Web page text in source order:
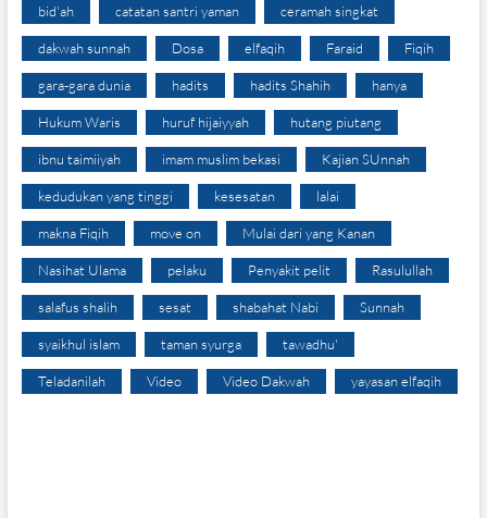
bid'ah catatan santri yaman ceramah singkat
dakwah sunnah Dosa elfaqih Faraid Fiqih
gara-gara dunia hadits hadits Shahih hanya
Hukum Waris huruf hijaiyyah hutang piutang
ibnu taimiiyah imam muslim bekasi Kajian SUnnah
kedudukan yang tinggi kesesatan lalai
makna Fiqih move on Mulai dari yang Kanan
Nasihat Ulama pelaku Penyakit pelit Rasulullah
salafus shalih sesat shabahat Nabi Sunnah
syaikhul islam taman syurga tawadhu'
Teladanilah Video Video Dakwah yayasan elfaqih